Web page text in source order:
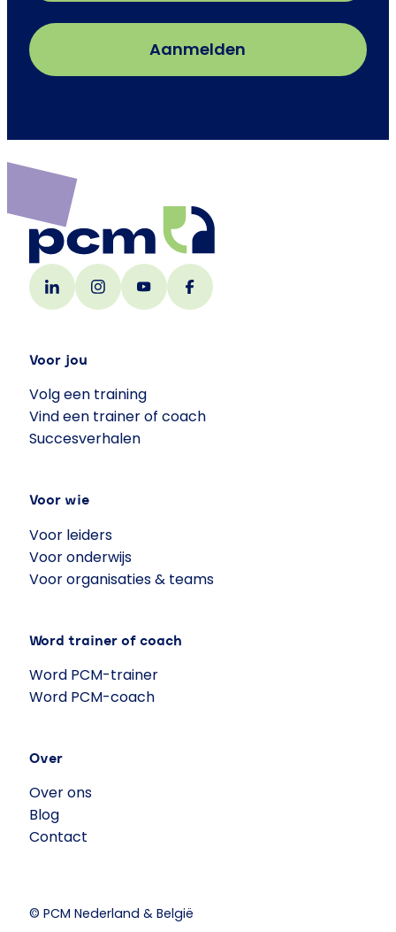
Voor jou
Volg een training
Vind een trainer of coach
Succesverhalen
Voor wie
Voor leiders
Voor onderwijs
Voor organisaties & teams
Word trainer of coach
Word PCM-trainer
Word PCM-coach
Over
Over ons
Blog
Contact
© PCM Nederland & België